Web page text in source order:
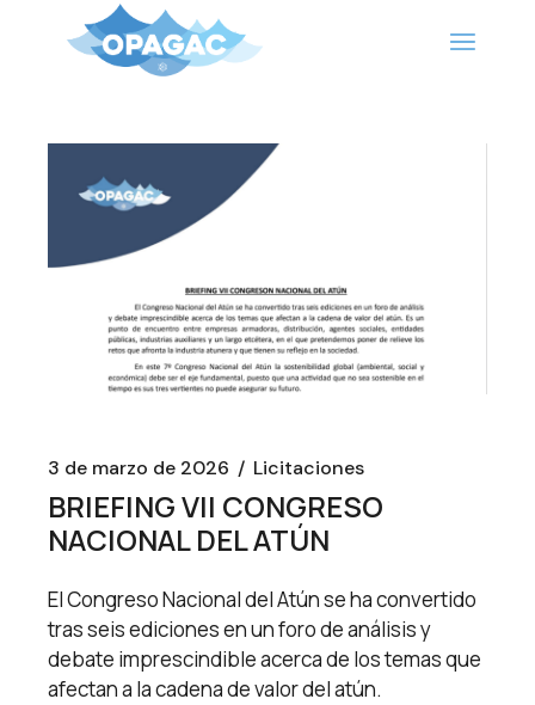
contenido
3 de marzo de 2026 Licitaciones
BRIEFING VII CONGRESO
NACIONAL DEL ATÚN
El Congreso Nacional del Atún se ha convertido
tras seis ediciones en un foro de análisis y
debate imprescindible acerca de los temas que
afectan a la cadena de valor del atún.